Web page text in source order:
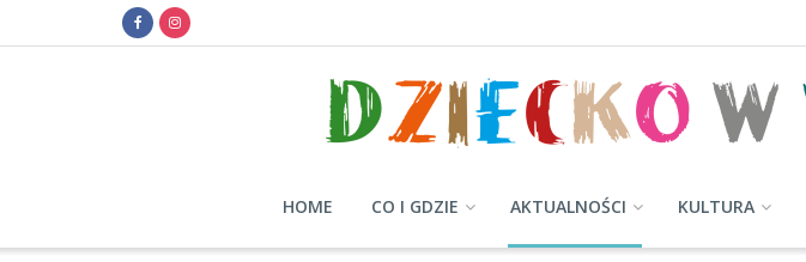
HOME CO I GDZIE AKTUALNOŚCI KULTURA